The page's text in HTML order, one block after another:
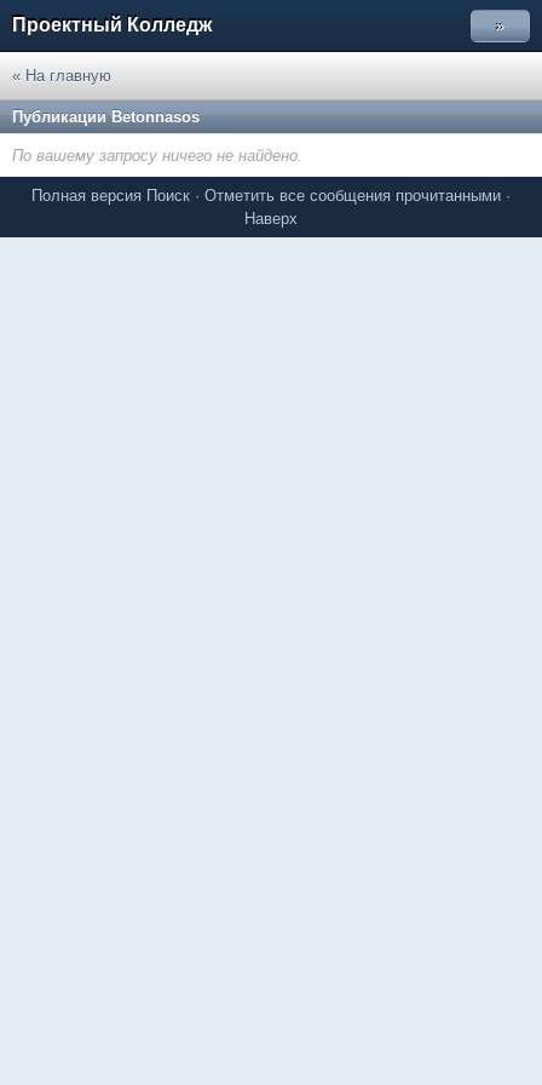
Проектный Колледж »
« На главную
Публикации Betonnasos
По вашему запросу ничего не найдено.
Полная версия Поиск · Отметить все сообщения прочитанными ·
Наверх